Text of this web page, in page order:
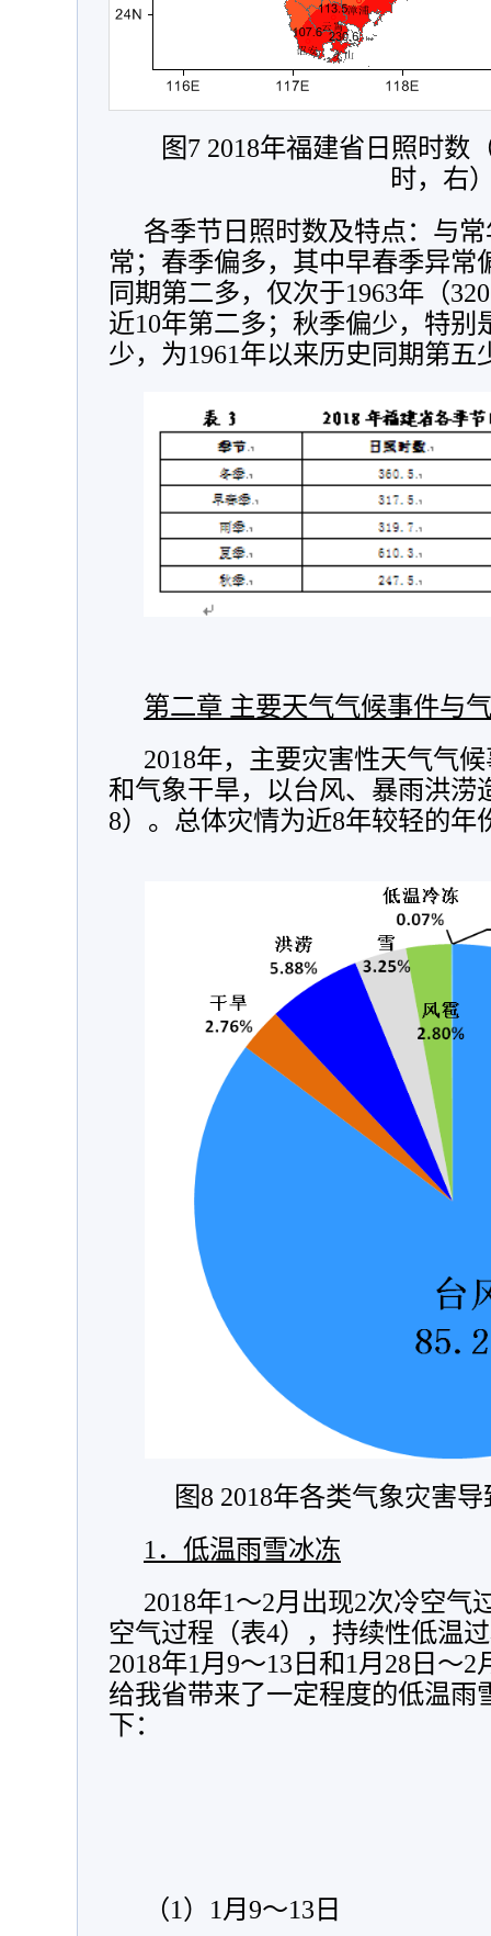
图7 2018年福建省日照时数
时，右
各季节日照时数及特点：与
常；春季偏多，其中早春季异常
同期第二多，仅次于1963年（
近10年第二多；秋季偏少，特别
少，为1961年以来历史同期第五
第二章 主要天气气候事件与
2018年，主要灾害性天气气
和气象干旱，以台风、暴雨洪涝
8）。总体灾情为近8年较轻的年
图8 2018年各类气象灾害
1．低温雨雪冰冻
2018年1～2月出现2次冷空气
空气过程（表4），持续性低温
2018年1月9～13日和1月28日～
给我省带来了一定程度的低温雨
下：
（1）1月9～13日